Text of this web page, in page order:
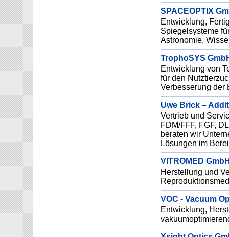
SPACEOPTIX
Entwicklung,
Spiegelsysteme
Astronomie,
TrophoSYS
Entwicklung von
für den
Verbesserung der
Uwe Brick –
Vertrieb und
FDM/FFF, FGF,
beraten wir
Lösungen im
VITROMED
Herstellung und
VOC - Vacuum
Entwicklung,